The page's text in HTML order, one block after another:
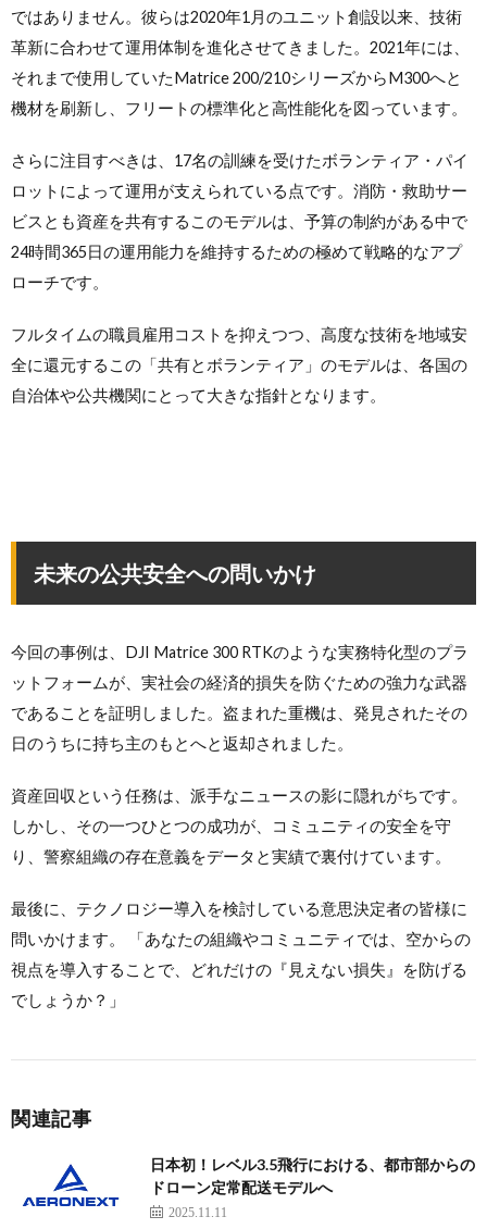
ではありません。彼らは2020年1月のユニット創設以来、技術
革新に合わせて運用体制を進化させてきました。2021年には、
それまで使用していたMatrice 200/210シリーズからM300へと
機材を刷新し、フリートの標準化と高性能化を図っています。
さらに注目すべきは、17名の訓練を受けたボランティア・パイ
ロットによって運用が支えられている点です。消防・救助サー
ビスとも資産を共有するこのモデルは、予算の制約がある中で
24時間365日の運用能力を維持するための極めて戦略的なアプ
ローチです。
フルタイムの職員雇用コストを抑えつつ、高度な技術を地域安
全に還元するこの「共有とボランティア」のモデルは、各国の
自治体や公共機関にとって大きな指針となります。
未来の公共安全への問いかけ
今回の事例は、DJI Matrice 300 RTKのような実務特化型のプラ
ットフォームが、実社会の経済的損失を防ぐための強力な武器
であることを証明しました。盗まれた重機は、発見されたその
日のうちに持ち主のもとへと返却されました。
資産回収という任務は、派手なニュースの影に隠れがちです。
しかし、その一つひとつの成功が、コミュニティの安全を守
り、警察組織の存在意義をデータと実績で裏付けています。
最後に、テクノロジー導入を検討している意思決定者の皆様に
問いかけます。 「あなたの組織やコミュニティでは、空からの
視点を導入することで、どれだけの『見えない損失』を防げる
でしょうか？」
関連記事
日本初！レベル3.5飛行における、都市部からの
ドローン定常配送モデルへ
2025.11.11